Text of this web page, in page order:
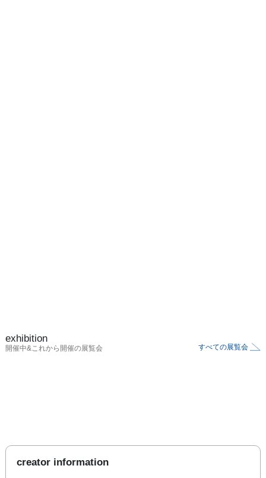
exhibition
開催中&これから開催の展覧会 すべての展覧会
creator information